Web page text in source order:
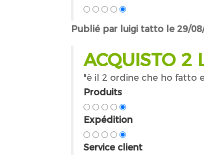
Publié par luigi tatto le 29/
ACQUISTO 2
"è il 2 ordine che ho fatto
Produits
Expédition
Service client